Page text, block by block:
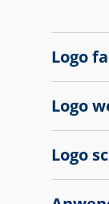
Logo
Logo
Logo